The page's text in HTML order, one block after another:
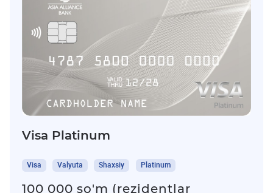
Visa Platinum
Visa Valyuta Shaxsiy Platinum
100 000 so'm (rezidentlar